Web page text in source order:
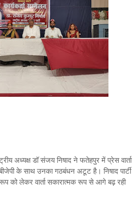
अध्यक्ष डॉ संजय निषाद ने फतेहपुर में प्रेस वार्ता
के साथ उनका गठबंधन अटूट है। निषाद पार्टी
को लेकर वार्ता सकारात्मक रूप से आगे बढ़ रही